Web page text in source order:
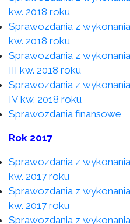
kw. 2018 roku
Sprawozdania z
kw. 2018 roku
Sprawozdania z
III kw. 2018 roku
Sprawozdania z
IV kw. 2018 roku
Sprawozdania finansowe
Rok 2017
Sprawozdania z
kw. 2017 roku
Sprawozdania z
kw. 2017 roku
Sprawozdania z